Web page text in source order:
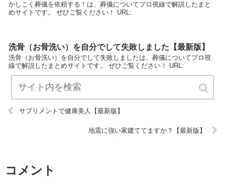
かしこく葬儀を依頼する！は、葬儀についてプロ視線で解説したまと
めサイトです。 ぜひご覧ください！ URL:
洗骨（お骨洗い）を自分でして失敗しました【最新版】
洗骨（お骨洗い）を自分でして失敗しましたは、葬儀についてプロ視
線で解説したまとめサイトです。 ぜひご覧ください！ URL:
サプリメントで健康美人【最新版】
地震に強い家建ててますか？【最新版】
コメント